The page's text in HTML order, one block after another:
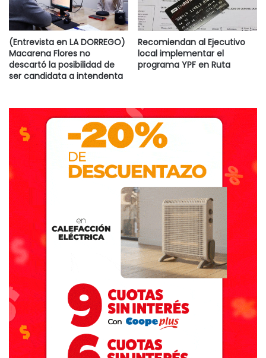
(Entrevista en LA DORREGO)
Macarena Flores no
descartó la posibilidad de
ser candidata a intendenta
Recomiendan al Ejecutivo
local implementar el
programa YPF en Ruta